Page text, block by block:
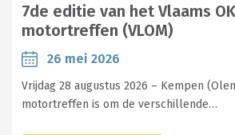
7de editie van het Vlaams
motortreffen (VLOM)
26 mei 2026
Vrijdag 28 augustus 2026 – Kempen
motortreffen is om de verschillende…